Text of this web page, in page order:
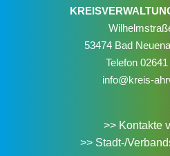
53474 Bad
Telefon
info@kreis-
>> Kontakte
>> Stadt-/